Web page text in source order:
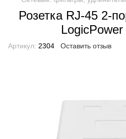
Розетка RJ-45 2-
Артикул: 2304 Оставить отзыв